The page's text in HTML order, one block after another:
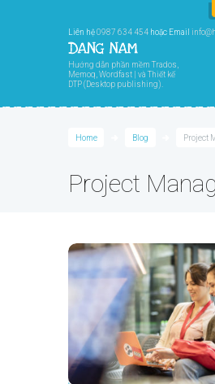
Liên hệ0987 634 454 hoặc Email
Hướng dẫn phần mềm Trados,
Memoq, Wordfast | và Thiết kế
DTP (Desktop publishing).
Home Blog Project
Project